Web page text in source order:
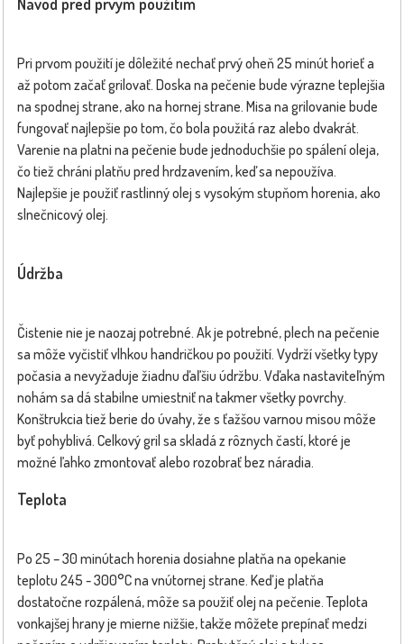
Pri prvom použití je dôležité nechať prvý oheň 25 minút horieť a
až potom začať grilovať. Doska na pečenie bude výrazne teplejšia
na spodnej strane, ako na hornej strane. Misa na grilovanie bude
fungovať najlepšie po tom, čo bola použitá raz alebo dvakrát.
Varenie na platni na pečenie bude jednoduchšie po spálení oleja,
čo tiež chráni platňu pred hrdzavením, keď sa nepoužíva.
Najlepšie je použiť rastlinný olej s vysokým stupňom horenia, ako
slnečnicový olej.
Údržba
Čistenie nie je naozaj potrebné. Ak je potrebné, plech na pečenie
sa môže vyčistiť vlhkou handričkou po použití. Vydrží všetky typy
počasia a nevyžaduje žiadnu ďaľšiu údržbu. Vďaka nastaviteľným
nohám sa dá stabilne umiestniť na takmer všetky povrchy.
Konštrukcia tiež berie do úvahy, že s ťažšou varnou misou môže
byť pohyblivá. Celkový gril sa skladá z rôznych častí, ktoré je
možné ľahko zmontovať alebo rozobrať bez náradia.
Teplota
Po 25 – 30 minútach horenia dosiahne platňa na opekanie
teplotu 245 - 300°C na vnútornej strane. Keď je platňa
dostatočne rozpálená, môže sa použiť olej na pečenie. Teplota
vonkajšej hrany je mierne nižšie, takže môžete prepínať medzi